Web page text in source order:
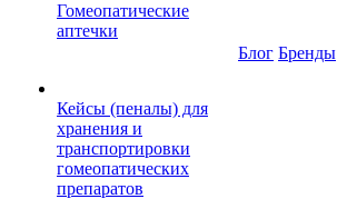
Гомеопатические
аптечки
Кейсы (пеналы) для
хранения и
транспортировки
гомеопатических
препаратов
Блог Бренды